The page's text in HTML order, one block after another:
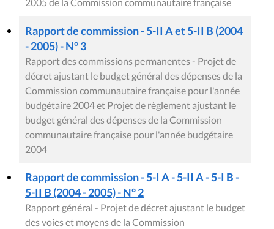
Rapport de commission - 5-II A et 5-II B (2004
- 2005) - N° 3
Rapport des commissions permanentes - Projet de
décret ajustant le budget général des dépenses de la
Commission communautaire française pour l'année
budgétaire 2004 et Projet de règlement ajustant le
budget général des dépenses de la Commission
communautaire française pour l'année budgétaire
2004
Rapport de commission - 5-I A - 5-II A - 5-I B -
5-II B (2004 - 2005) - N° 2
Rapport général - Projet de décret ajustant le budget
des voies et moyens de la Commission